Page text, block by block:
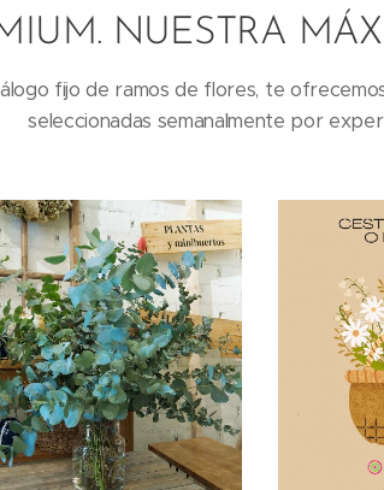
NUESTRA
fijo de ramos de flores, te
seleccionadas semanalmente por